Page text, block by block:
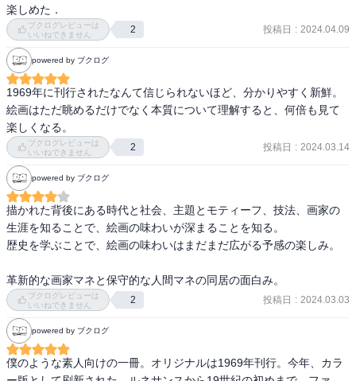
彼が自分の店から持ってきたものである。骨董商と言っても、古画
の売買を主としていたから、絵はお手のものであったわけだが、そ
のほかに、この作品に見られるように、地図もしばしば登場してく
る。例えば、アムステルダムの国立美術館に所蔵されている「青衣
の女」や、ニューヨークのフリック・コレクションにある「笑う娘
と士官」の背景に、やはり地図が見える。」
—『カラー版　名画を見る眼　Ⅰ　油彩画誕生からマネまで (岩波新
書)』高階 秀爾著
「ワトーが、ダンクールの芝居をはじめ、当時の演劇世界をしばし
ばテーマとして取り上げているのも、舞台というものが、現実とは
違う束の間の幻を作り出してくれるものだからにほかならない。ロ
ココ趣味の時代と呼ばれたワトーの時代は、彼以外にも多くの画家
ような題材を描いたが、多くの画家たちは、それらの主題を、単に
風俗的のものとして描いた。それに対して、ワトーは、作りものの
演劇の世界を通じて、人生の真実を描いたのである。」
—『カラー版　名画を見る眼　Ⅰ　油彩画誕生からマネまで (岩波新
書)』高階 秀爾著
楽しめた．
ブクログレビューは
いいねできません
2 投稿日 : 2024.04.09
powered by ブクログ
1969年に刊行されたなんて信じられないほど、分かりやすく新鮮。
絵画はただ眺めるだけでなく本質について理解すると、何倍も見て
楽しくなる。
ブクログレビューは
いいねできません
2 投稿日 : 2024.03.14
powered by ブクログ
描かれた背後にある時代と社会、主題とモティーフ、技法、画家の
生涯を知ることで、絵画の味わいが深まることを知る。
歴史を学ぶことで、絵画の味わいはまだまだ広がる予感の楽しみ。
革新的な画家マネと保守的な人間マネの同居の面白み。
ブクログレビューは
いいねできません
2 投稿日 : 2024.03.03
powered by ブクログ
僕のような素人向けの一冊。オリジナルは1969年刊行。今年、カラ